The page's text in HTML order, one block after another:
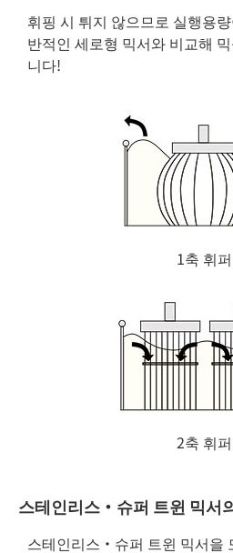
휘핑 시 튀지 않으므로 실행용
반적인 세로형 믹서와 비교해
니다!
1축 휘퍼
2축 휘퍼
스테인리스・슈퍼 트윈 믹서
스테인리스・슈퍼 트윈 믹서을